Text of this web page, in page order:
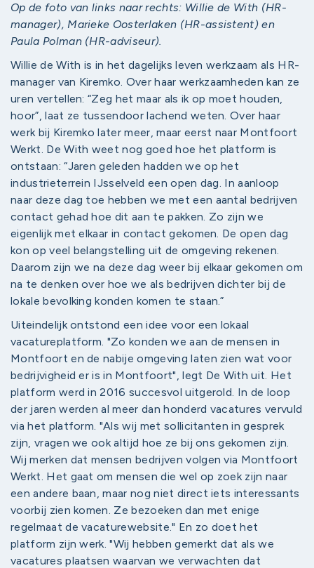
Op de foto van links naar rechts: Willie de With (HR-
manager), Marieke Oosterlaken (HR-assistent) en
Paula Polman (HR-adviseur).
Willie de With is in het dagelijks leven werkzaam als HR-
manager van Kiremko. Over haar werkzaamheden kan ze
uren vertellen: “Zeg het maar als ik op moet houden,
hoor”, laat ze tussendoor lachend weten. Over haar
werk bij Kiremko later meer, maar eerst naar Montfoort
Werkt. De With weet nog goed hoe het platform is
ontstaan: “Jaren geleden hadden we op het
industrieterrein IJsselveld een open dag. In aanloop
naar deze dag toe hebben we met een aantal bedrijven
contact gehad hoe dit aan te pakken. Zo zijn we
eigenlijk met elkaar in contact gekomen. De open dag
kon op veel belangstelling uit de omgeving rekenen.
Daarom zijn we na deze dag weer bij elkaar gekomen om
na te denken over hoe we als bedrijven dichter bij de
lokale bevolking konden komen te staan.”
Uiteindelijk ontstond een idee voor een lokaal
vacatureplatform. "Zo konden we aan de mensen in
Montfoort en de nabije omgeving laten zien wat voor
bedrijvigheid er is in Montfoort", legt De With uit. Het
platform werd in 2016 succesvol uitgerold. In de loop
der jaren werden al meer dan honderd vacatures vervuld
via het platform. "Als wij met sollicitanten in gesprek
zijn, vragen we ook altijd hoe ze bij ons gekomen zijn.
Wij merken dat mensen bedrijven volgen via Montfoort
Werkt. Het gaat om mensen die wel op zoek zijn naar
een andere baan, maar nog niet direct iets interessants
voorbij zien komen. Ze bezoeken dan met enige
regelmaat de vacaturewebsite." En zo doet het
platform zijn werk. "Wij hebben gemerkt dat als we
vacatures plaatsen waarvan we verwachten dat